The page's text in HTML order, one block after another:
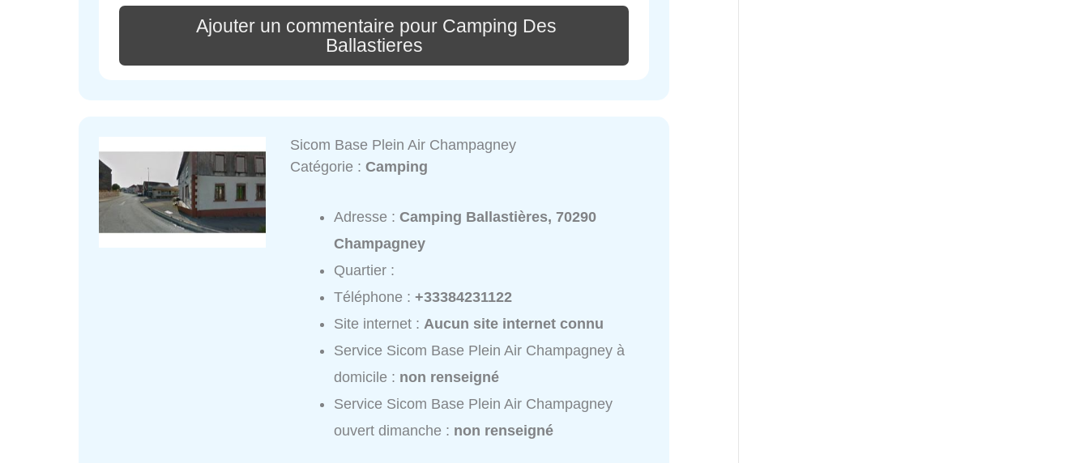
Ajouter un commentaire pour Camping Des
Ballastieres
Sicom Base Plein Air Champagney
Catégorie :Camping
Adresse :Camping Ballastières, 70290
Champagney
Quartier :
Téléphone :+33384231122
Site internet : Aucun site internet connu
Service Sicom Base Plein Air Champagney à
domicile : non renseigné
Service Sicom Base Plein Air Champagney
ouvert dimanche : non renseigné